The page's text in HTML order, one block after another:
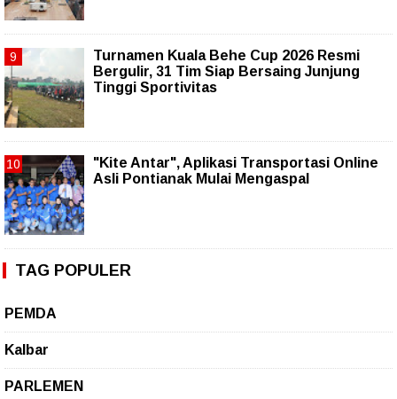
Turnamen Kuala Behe Cup 2026 Resmi
Bergulir, 31 Tim Siap Bersaing Junjung
Tinggi Sportivitas
"Kite Antar", Aplikasi Transportasi Online
Asli Pontianak Mulai Mengaspal
TAG POPULER
PEMDA
Kalbar
PARLEMEN